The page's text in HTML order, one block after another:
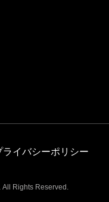
ライバシーポリシー
Rights Reserved.